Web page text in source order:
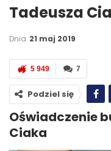
Tadeusza
Dnia 21 maj 2019
7
5 949
Podziel się
Oświadczenie
Ciaka